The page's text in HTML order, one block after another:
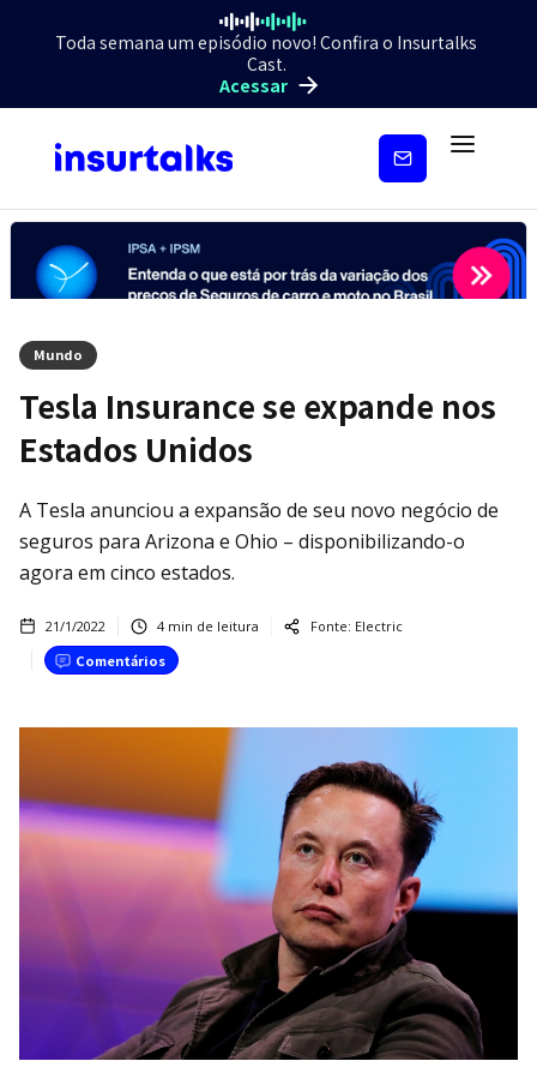
Toda semana um episódio novo! Confira o Insurtalks
Cast.
Acessar
Inscreva-
Mundo
Tesla Insurance se expande nos
Estados Unidos
A Tesla anunciou a expansão de seu novo negócio de
seguros para Arizona e Ohio – disponibilizando-o
agora em cinco estados.
21/1/2022 4min de leitura Fonte: Electric
Comentários